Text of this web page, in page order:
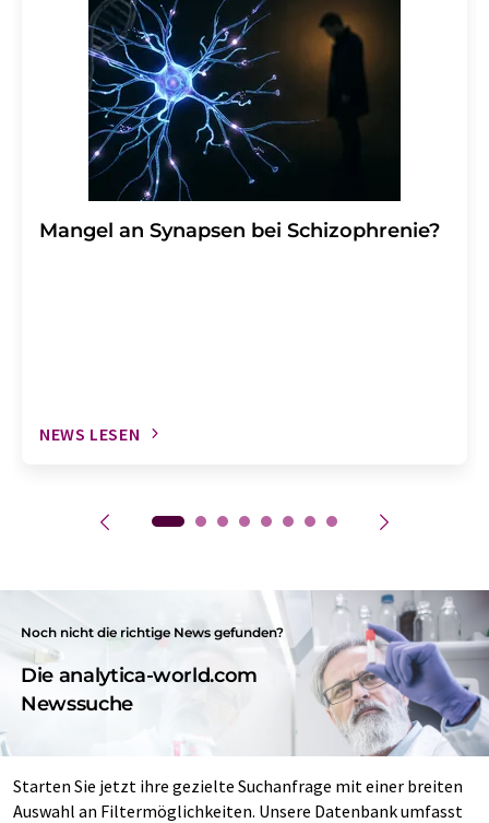
Mangel an Synapsen bei Schizophrenie?
NEWS LESEN
Noch nicht die richtige News gefunden?
Die analytica-world.com
Newssuche
Starten Sie jetzt ihre gezielte Suchanfrage mit einer breiten
Auswahl an Filtermöglichkeiten. Unsere Datenbank umfasst